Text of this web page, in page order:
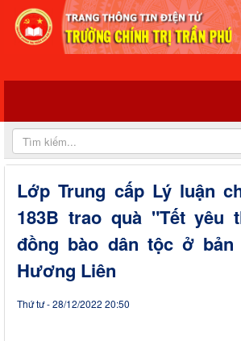
Lớp Trung cấp Lý luận
183B trao quà "Tết yêu
đồng bào dân tộc ở bản
Hương Liên
Thứ tư - 28/12/2022 20:50